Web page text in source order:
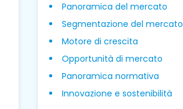
Panoramica del mercato
Segmentazione del mercato
Motore di crescita
Opportunità di mercato
Panoramica normativa
Innovazione e sostenibilità